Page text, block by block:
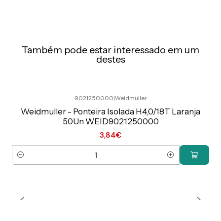
Também pode estar interessado em um
destes
9021250000|Weidmuller
Weidmuller - Ponteira Isolada H4,0/18T Laranja
50Un WEID9021250000
3,84€
Quantidade